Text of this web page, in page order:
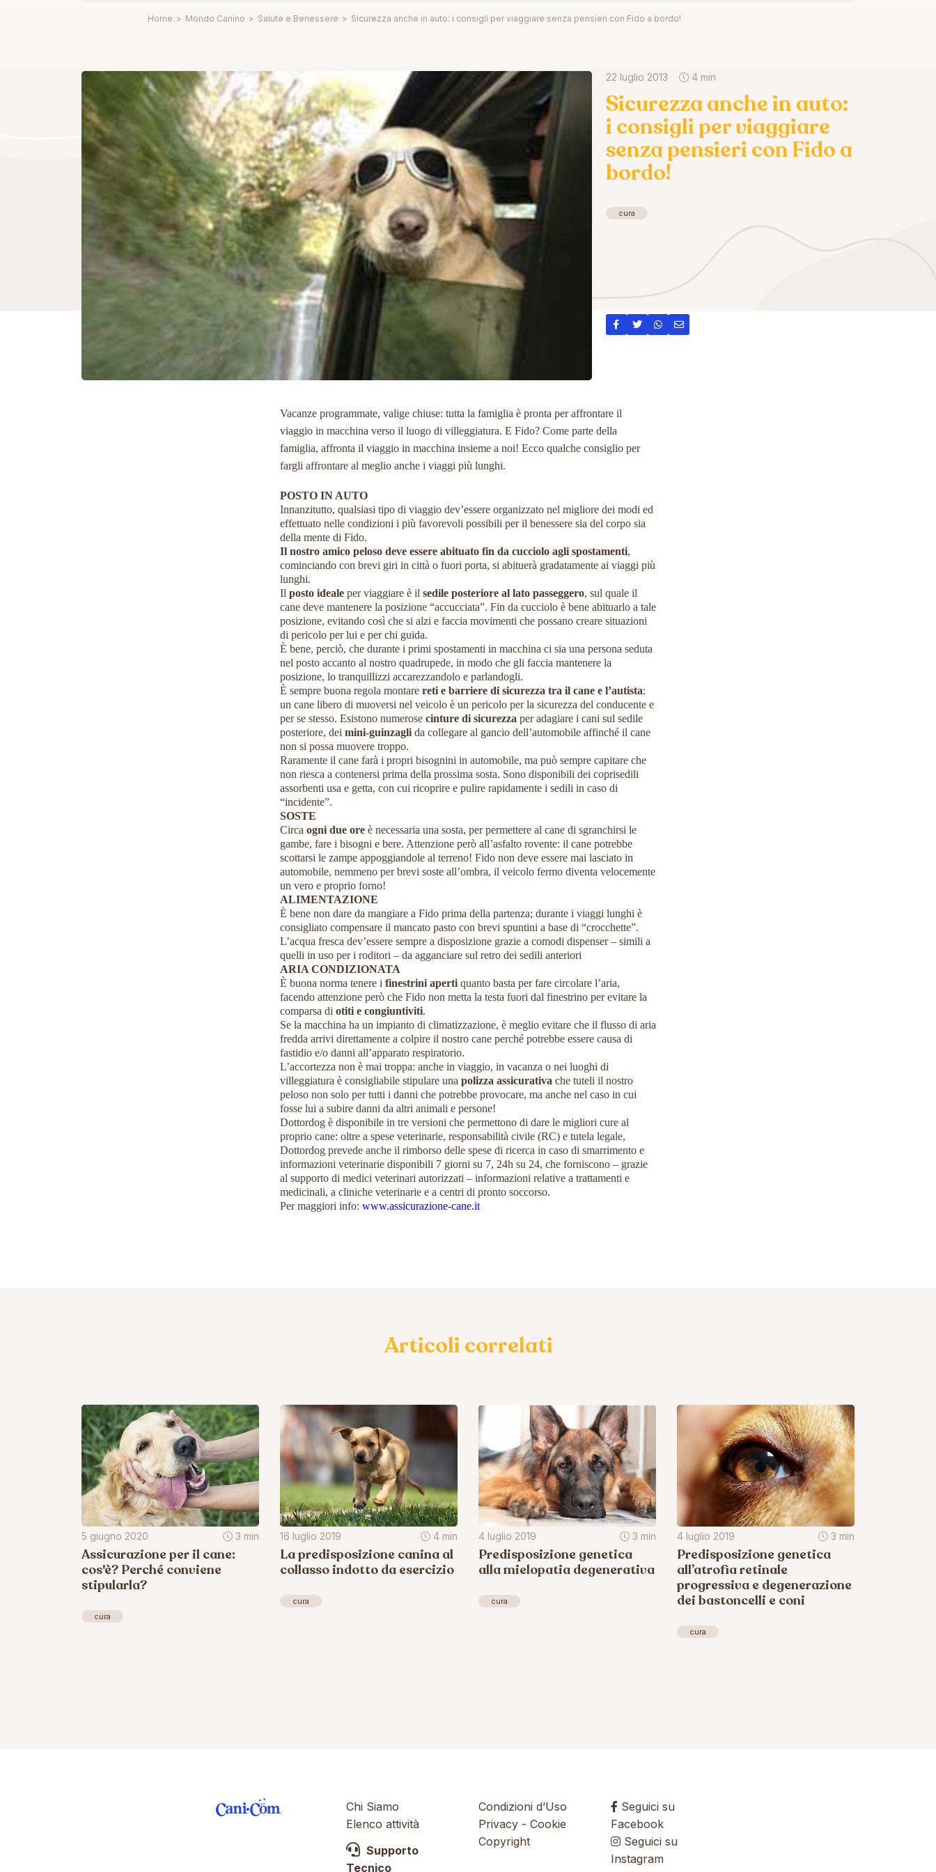
Home > Mondo Canino > Salute e Benessere > Sicurezza anche in auto: i consigli per viaggiare senza pensieri con Fido a bordo!
22 luglio 2013 4 min
Sicurezza anche in auto:
i consigli per viaggiare
senza pensieri con Fido a
bordo!
cura
Vacanze programmate, valige chiuse: tutta la famiglia è pronta per affrontare il
viaggio in macchina verso il luogo di villeggiatura. E Fido? Come parte della
famiglia, affronta il viaggio in macchina insieme a noi! Ecco qualche consiglio per
fargli affrontare al meglio anche i viaggi più lunghi.
POSTO IN AUTO
Innanzitutto, qualsiasi tipo di viaggio dev’essere organizzato nel migliore dei modi ed
effettuato nelle condizioni i più favorevoli possibili per il benessere sia del corpo sia
della mente di Fido.
Il nostro amico peloso deve essere abituato fin da cucciolo agli spostamenti,
cominciando con brevi giri in città o fuori porta, si abituerà gradatamente ai viaggi più
lunghi.
Il posto ideale per viaggiare è il sedile posteriore al lato passeggero, sul quale il
cane deve mantenere la posizione “accucciata”. Fin da cucciolo è bene abituarlo a tale
posizione, evitando così che si alzi e faccia movimenti che possano creare situazioni
di pericolo per lui e per chi guida.
Ѐ bene, perciò, che durante i primi spostamenti in macchina ci sia una persona seduta
nel posto accanto al nostro quadrupede, in modo che gli faccia mantenere la
posizione, lo tranquillizzi accarezzandolo e parlandogli.
Ѐ sempre buona regola montare reti e barriere di sicurezza tra il cane e l’autista:
un cane libero di muoversi nel veicolo è un pericolo per la sicurezza del conducente e
per se stesso. Esistono numerose cinture di sicurezza per adagiare i cani sul sedile
posteriore, dei mini-guinzagli da collegare al gancio dell’automobile affinché il cane
non si possa muovere troppo.
Raramente il cane farà i propri bisognini in automobile, ma può sempre capitare che
non riesca a contenersi prima della prossima sosta. Sono disponibili dei coprisedili
assorbenti usa e getta, con cui ricoprire e pulire rapidamente i sedili in caso di
“incidente”.
SOSTE
Circa ogni due ore è necessaria una sosta, per permettere al cane di sgranchirsi le
gambe, fare i bisogni e bere. Attenzione però all’asfalto rovente: il cane potrebbe
scottarsi le zampe appoggiandole al terreno! Fido non deve essere mai lasciato in
automobile, nemmeno per brevi soste all’ombra, il veicolo fermo diventa velocemente
un vero e proprio forno!
ALIMENTAZIONE
Ѐ bene non dare da mangiare a Fido prima della partenza; durante i viaggi lunghi è
consigliato compensare il mancato pasto con brevi spuntini a base di “crocchette”.
L’acqua fresca dev’essere sempre a disposizione grazie a comodi dispenser – simili a
quelli in uso per i roditori – da agganciare sul retro dei sedili anteriori
ARIA CONDIZIONATA
Ѐ buona norma tenere i finestrini aperti quanto basta per fare circolare l’aria,
facendo attenzione però che Fido non metta la testa fuori dal finestrino per evitare la
comparsa di otiti e congiuntiviti.
Se la macchina ha un impianto di climatizzazione, è meglio evitare che il flusso di aria
fredda arrivi direttamente a colpire il nostro cane perché potrebbe essere causa di
fastidio e/o danni all’apparato respiratorio.
L’accortezza non è mai troppa: anche in viaggio, in vacanza o nei luoghi di
villeggiatura è consigliabile stipulare una polizza assicurativa che tuteli il nostro
peloso non solo per tutti i danni che potrebbe provocare, ma anche nel caso in cui
fosse lui a subire danni da altri animali e persone!
Dottordog è disponibile in tre versioni che permettono di dare le migliori cure al
proprio cane: oltre a spese veterinarie, responsabilità civile (RC) e tutela legale,
Dottordog prevede anche il rimborso delle spese di ricerca in caso di smarrimento e
informazioni veterinarie disponibili 7 giorni su 7, 24h su 24, che forniscono – grazie
al supporto di medici veterinari autorizzati – informazioni relative a trattamenti e
medicinali, a cliniche veterinarie e a centri di pronto soccorso.
Per maggiori info: www.assicurazione-cane.it
Articoli correlati
5 giugno 2020 3 min
Assicurazione per il cane:
cos'è? Perché conviene
stipularla?
cura
16 luglio 2019 4 min
La predisposizione canina al
collasso indotto da esercizio
cura
4 luglio 2019 3 min
Predisposizione genetica
alla mielopatia degenerativa
cura
4 luglio 2019 3 min
Predisposizione genetica
all’atrofia retinale
progressiva e degenerazione
dei bastoncelli e coni
cura
Chi Siamo
Elenco attività
Supporto
Tecnico
Condizioni d’Uso
Privacy - Cookie
Copyright
Seguici su
Facebook
Seguici su
Instagram